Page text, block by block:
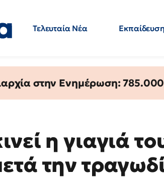
Τελευταία Νέα Εκπαίδευση
στην Ενημέρωση: 785.000
η γιαγιά
την